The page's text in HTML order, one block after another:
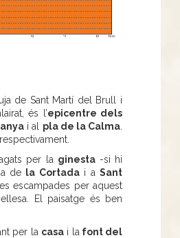
de Sant Martí del Brull i
és l’epicentre dels
i al pla de la Calma
per la ginesta-si hi
de la Cortadai aSant
escampades per aquest
El paisatge és ben
per la casa i la font del